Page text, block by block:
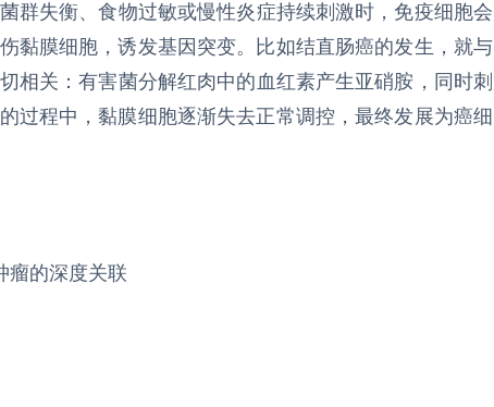
群失衡、食物过敏或慢性炎症持续刺激时，免疫细胞会
黏膜细胞，诱发基因突变。比如结直肠癌的发生，就与
相关：有害菌分解红肉中的血红素产生亚硝胺，同时刺
过程中，黏膜细胞逐渐失去正常调控，最终发展为癌细
瘤的深度关联